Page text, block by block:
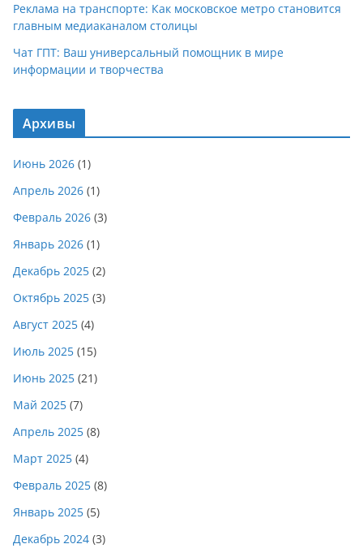
Реклама на транспорте: Как московское метро становится
главным медиаканалом столицы
Чат ГПТ: Ваш универсальный помощник в мире
информации и творчества
Архивы
Июнь 2026 (1)
Апрель 2026 (1)
Февраль 2026 (3)
Январь 2026 (1)
Декабрь 2025 (2)
Октябрь 2025 (3)
Август 2025 (4)
Июль 2025 (15)
Июнь 2025 (21)
Май 2025 (7)
Апрель 2025 (8)
Март 2025 (4)
Февраль 2025 (8)
Январь 2025 (5)
Декабрь 2024 (3)